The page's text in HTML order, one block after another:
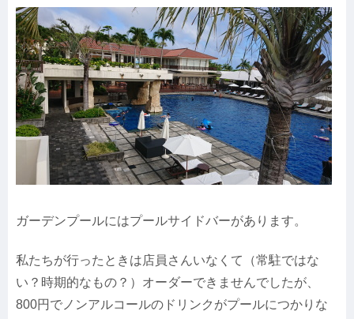
ガーデンプールにはプールサイドバーがあります。
私たちが行ったときは店員さんいなくて（常駐ではな
い？時期的なもの？）オーダーできませんでしたが、
800円でノンアルコールのドリンクがプールにつかりな